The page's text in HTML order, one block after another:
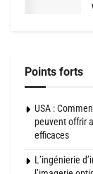
Points forts
USA :
peuvent offrir
efficaces
L’ingénierie